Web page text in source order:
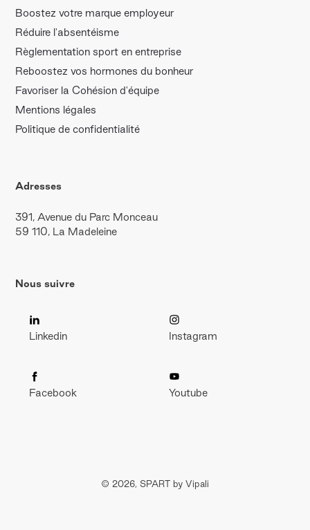
Boostez votre marque employeur
Réduire l'absentéisme
Règlementation sport en entreprise
Reboostez vos hormones du bonheur
Favoriser la Cohésion d'équipe
Mentions légales
Politique de confidentialité
Adresses
391, Avenue du Parc Monceau
59 110, La Madeleine
Nous suivre
Linkedin Instagram
Facebook Youtube
© 2026, SPART by Vipali